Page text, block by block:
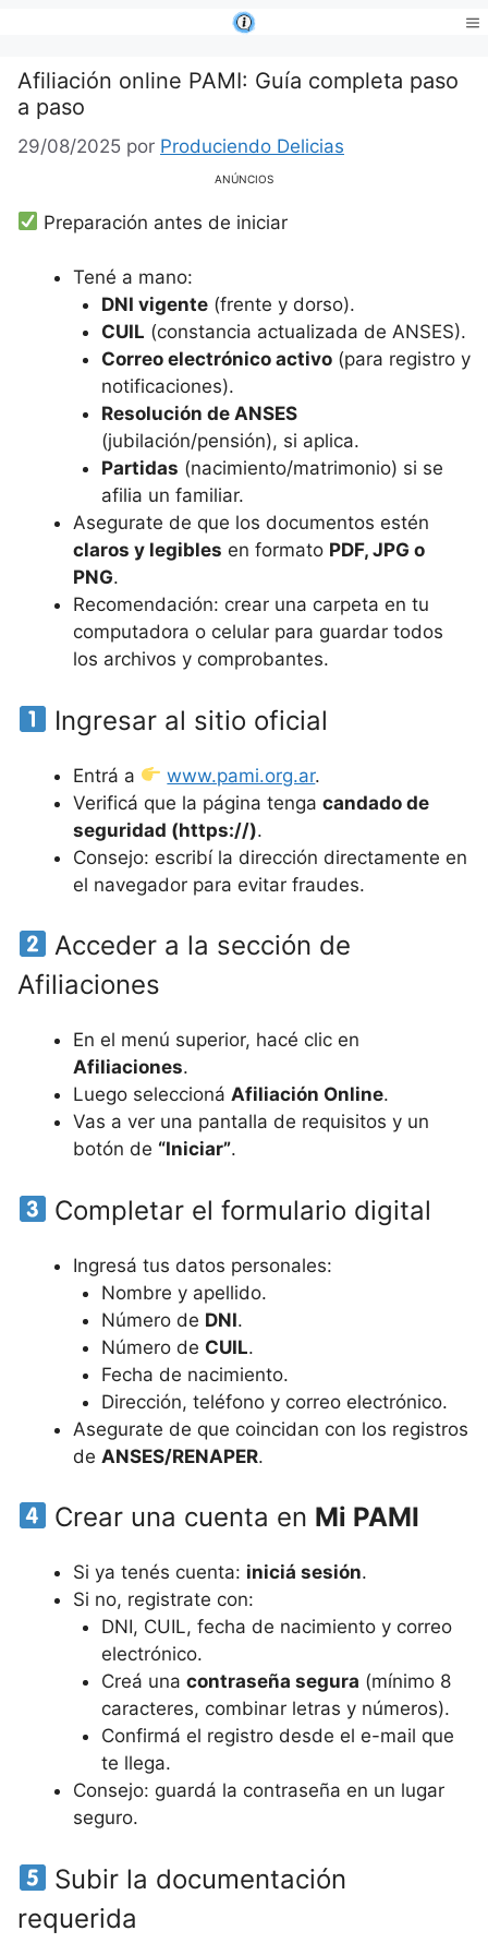
contenido
Afiliación online PAMI: Guía completa paso
a paso
29/08/2025 por Produciendo Delicias
ANÚNCIOS
Preparación antes de iniciar
Tené a mano:
DNI vigente(frente y dorso).
CUIL (constancia actualizada de ANSES).
Correo electrónico activo(para registro y
notificaciones).
Resolución de ANSES
(jubilación/pensión), si aplica.
Partidas (nacimiento/matrimonio) si se
afilia un familiar.
Asegurate de que los documentos estén
claros y legibles en formato PDF, JPG o
PNG.
Recomendación: crear una carpeta en tu
computadora o celular para guardar todos
los archivos y comprobantes.
Ingresar al sitio oficial
Entrá a www.pami.org.ar.
Verificá que la página tenga candado de
seguridad (https://).
Consejo: escribí la dirección directamente en
el navegador para evitar fraudes.
Acceder a la sección de
Afiliaciones
En el menú superior, hacé clic en
Afiliaciones.
Luego seleccioná Afiliación Online.
Vas a ver una pantalla de requisitos y un
botón de “Iniciar”.
Completar el formulario digital
Ingresá tus datos personales:
Nombre y apellido.
Número de DNI.
Número de CUIL.
Fecha de nacimiento.
Dirección, teléfono y correo electrónico.
Asegurate de que coincidan con los registros
de ANSES/RENAPER.
Crear una cuenta en Mi PAMI
Si ya tenés cuenta: iniciá sesión.
Si no, registrate con:
DNI, CUIL, fecha de nacimiento y correo
electrónico.
Creá una contraseña segura (mínimo 8
caracteres, combinar letras y números).
Confirmá el registro desde el e-mail que
te llega.
Consejo: guardá la contraseña en un lugar
seguro.
Subir la documentación
requerida